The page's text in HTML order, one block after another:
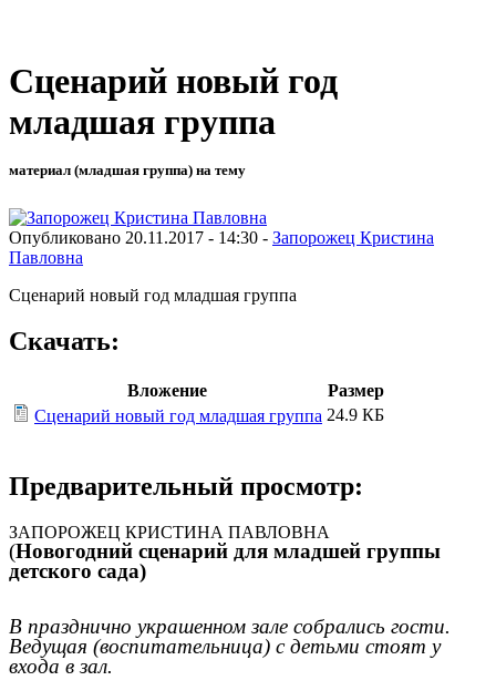
Сценарий новый год
младшая группа
материал (младшая группа) на тему
Опубликовано 20.11.2017 - 14:30 - Запорожец Кристина
Павловна
Сценарий новый год младшая группа
Скачать:
Вложение
Размер
Сценарий новый год младшая группа 24.9 КБ
Предварительный просмотр:
ЗАПОРОЖЕЦ КРИСТИНА ПАВЛОВНА
(Новогодний сценарий для младшей группы
детского сада)
В празднично украшенном зале собрались гости.
Ведущая (воспитательница) с детьми стоят у
входа в зал.